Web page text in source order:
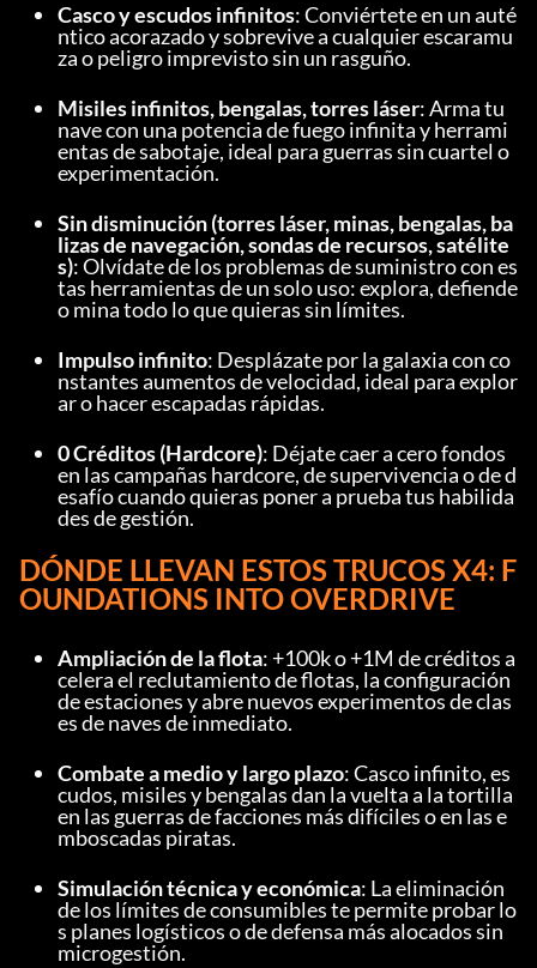
Casco y escudos infinitos: Conviértete en un auté
ntico acorazado y sobrevive a cualquier escaramu
za o peligro imprevisto sin un rasguño.
Misiles infinitos, bengalas, torres láser: Arma tu
nave con una potencia de fuego infinita y herrami
entas de sabotaje, ideal para guerras sin cuartel o
experimentación.
Sin disminución (torres láser, minas, bengalas, ba
lizas de navegación, sondas de recursos, satélite
s): Olvídate de los problemas de suministro con es
tas herramientas de un solo uso: explora, defiende
o mina todo lo que quieras sin límites.
Impulso infinito: Desplázate por la galaxia con co
nstantes aumentos de velocidad, ideal para explor
ar o hacer escapadas rápidas.
0 Créditos (Hardcore): Déjate caer a cero fondos
en las campañas hardcore, de supervivencia o de d
esafío cuando quieras poner a prueba tus habilida
des de gestión.
DÓNDE LLEVAN ESTOS TRUCOS X4: F
OUNDATIONS INTO OVERDRIVE
Ampliación de la flota: +100k o +1M de créditos a
celera el reclutamiento de flotas, la configuración
de estaciones y abre nuevos experimentos de clas
es de naves de inmediato.
Combate a medio y largo plazo: Casco infinito, es
cudos, misiles y bengalas dan la vuelta a la tortilla
en las guerras de facciones más difíciles o en las e
mboscadas piratas.
Simulación técnica y económica: La eliminación
de los límites de consumibles te permite probar lo
s planes logísticos o de defensa más alocados sin
microgestión.